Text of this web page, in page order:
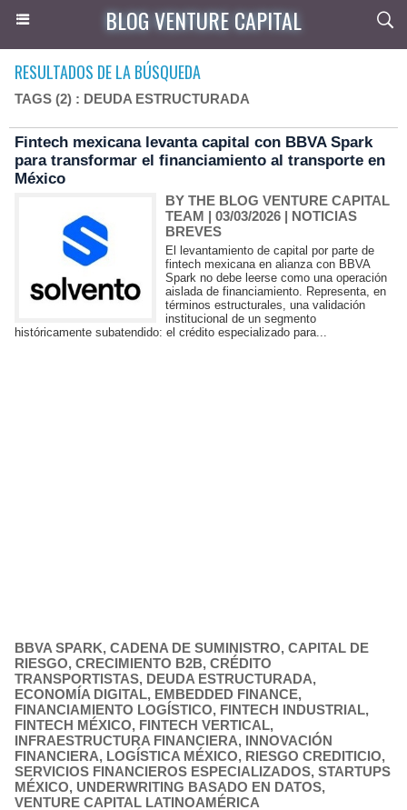
BLOG VENTURE CAPITAL
RESULTADOS DE LA BÚSQUEDA
TAGS (2) : DEUDA ESTRUCTURADA
Fintech mexicana levanta capital con BBVA Spark
para transformar el financiamiento al transporte en
México
BY THE BLOG VENTURE CAPITAL
TEAM | 03/03/2026 | NOTICIAS
BREVES
El levantamiento de capital por parte de
fintech mexicana en alianza con BBVA
Spark no debe leerse como una operación
aislada de financiamiento. Representa, en
términos estructurales, una validación
institucional de un segmento
históricamente subatendido: el crédito especializado para...
BBVA SPARK, CADENA DE SUMINISTRO, CAPITAL DE
RIESGO, CRECIMIENTO B2B, CRÉDITO
TRANSPORTISTAS, DEUDA ESTRUCTURADA,
ECONOMÍA DIGITAL, EMBEDDED FINANCE,
FINANCIAMIENTO LOGÍSTICO, FINTECH INDUSTRIAL,
FINTECH MÉXICO, FINTECH VERTICAL,
INFRAESTRUCTURA FINANCIERA, INNOVACIÓN
FINANCIERA, LOGÍSTICA MÉXICO, RIESGO CREDITICIO,
SERVICIOS FINANCIEROS ESPECIALIZADOS, STARTUPS
MÉXICO, UNDERWRITING BASADO EN DATOS,
VENTURE CAPITAL LATINOAMÉRICA